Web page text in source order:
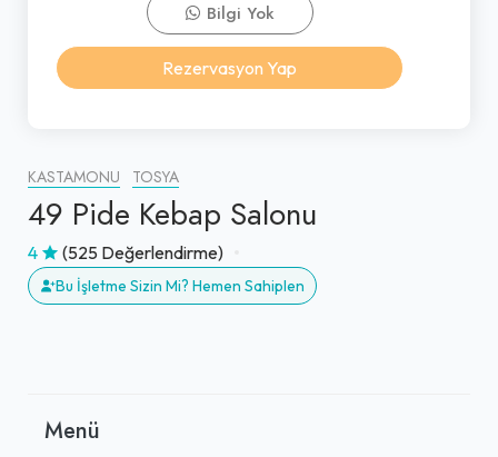
KASTAMONU TOSYA
49 Pide Kebap Salonu
4 (525 Değerlendirme)
Bu İşletme Sizin Mi? Hemen Sahiplen
Menü
Bilgi Yok
Rezervasyon Yap